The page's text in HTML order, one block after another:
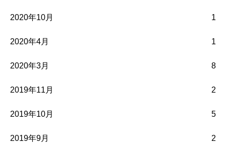
2020年10月 1
2020年4月 1
2020年3月 8
2019年11月 2
2019年10月 5
2019年9月 2